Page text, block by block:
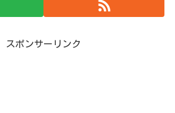
スポンサーリンク